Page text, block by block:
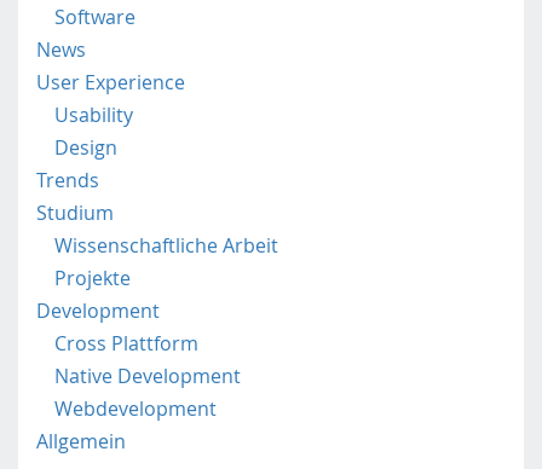
a
t
Software
News
User Experience
Usability
Design
Trends
Studium
Wissenschaftliche Arbeit
Projekte
Development
Cross Plattform
Native Development
Webdevelopment
Allgemein